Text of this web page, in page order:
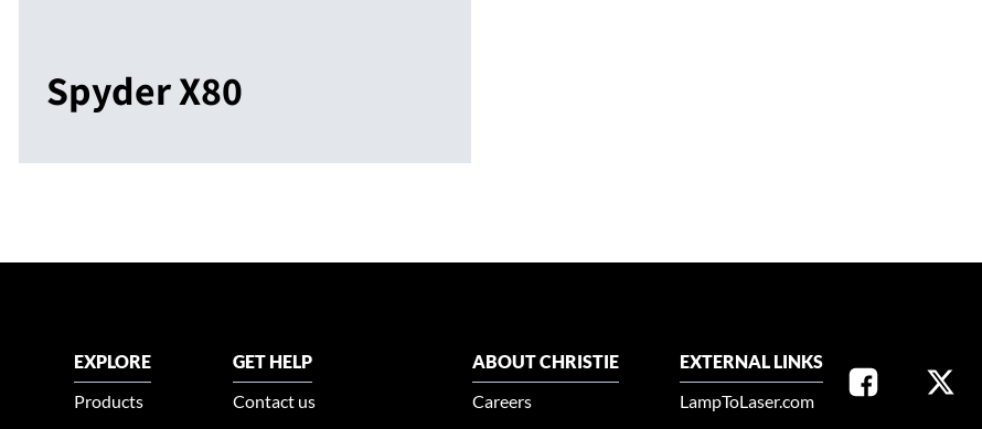
Spyder X80
EXPLORE
Products
GET HELP
Contact us
ABOUT CHRISTIE
Careers
EXTERNAL LINKS
LampToLaser.com